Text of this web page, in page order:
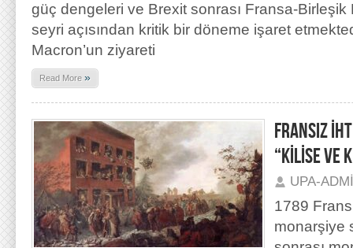
güç dengeleri ve Brexit sonrası Fransa-Birleşik
seyri açısından kritik bir döneme işaret
Macron’un ziyareti
Read More »
FRANSIZ
“KİLİSE VE
UPA-
1789
monarşiye